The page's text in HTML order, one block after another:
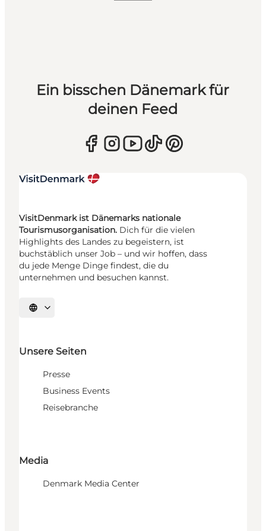
Ein bisschen Dänemark für
deinen Feed
VisitDenmark ist Dänemarks nationale
Tourismusorganisation. Dich für die vielen
Highlights des Landes zu begeistern, ist
buchstäblich unser Job – und wir hoffen, dass
du jede Menge Dinge findest, die du
unternehmen und besuchen kannst.
Sprache auswählen
Unsere Seiten
Presse
Business Events
Reisebranche
Media
Denmark Media Center